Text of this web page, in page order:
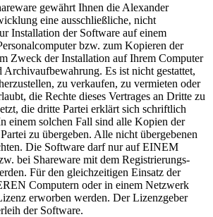
gewährt Ihnen die Alexander
eine ausschließliche, nicht
Installation der Software auf einem
bzw. zum Kopieren der
Zweck der Installation auf Ihrem Computer
Archivaufbewahrung. Es ist nicht gestattet,
zu verkaufen, zu vermieten oder
die Rechte dieses Vertrages an Dritte zu
die dritte Partei erklärt sich schriftlich
einem solchen Fall sind alle Kopien der
zu übergeben. Alle nicht übergebenen
Die Software darf nur auf EINEM
bei Shareware mit dem Registrierungs-
Für den gleichzeitigen Einsatz der
Computern oder in einem Netzwerk
erworben werden. Der Lizenzgeber
der Software.